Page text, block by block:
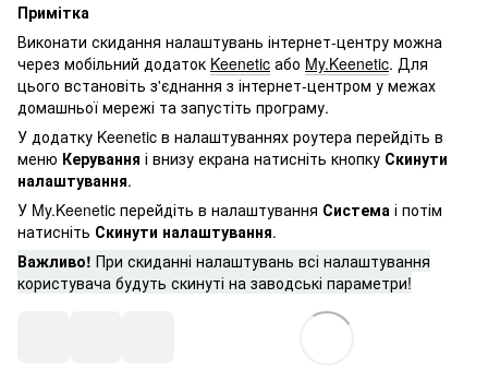
Примітка
Виконати скидання налаштувань інтернет-центру можна
через мобільний додаток Keenetic або My.Keenetic. Для
цього встановіть з'єднання з інтернет-центром у межах
домашньої мережі та запустіть програму.
У додатку Keenetic в налаштуваннях роутера перейдіть в
меню Керування і внизу екрана натисніть кнопку Скинути
налаштування.
У My.Keenetic перейдіть в налаштування Система і потім
натисніть Скинути налаштування.
Важливо! При скиданні налаштувань всі налаштування
користувача будуть скинуті на заводські параметри!